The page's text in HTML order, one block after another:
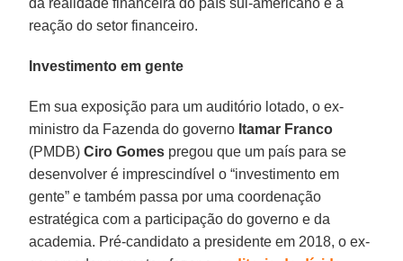
reação do setor financeiro.
Investimento em gente
Em sua exposição para um auditório lotado, o ex-
ministro da Fazenda do governo Itamar Franco
(PMDB)Ciro Gomes pregou que um país para se
desenvolver é imprescindível o “investimento em
gente” e também passa por uma coordenação
estratégica com a participação do governo e da
academia. Pré-candidato a presidente em 2018, o ex-